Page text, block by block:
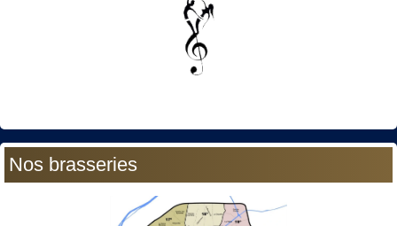
Nos brasseries